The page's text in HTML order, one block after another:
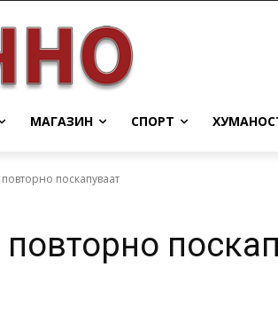
МАГАЗИН СПОРТ
поскапуваат